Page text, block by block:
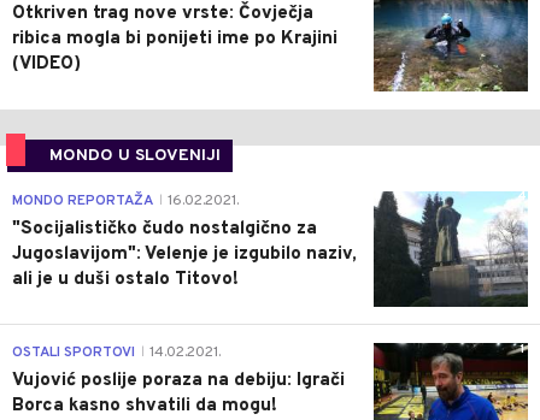
Otkriven trag nove vrste: Čovječja
ribica mogla bi ponijeti ime po Krajini
(VIDEO)
MONDO U SLOVENIJI
4
MONDO REPORTAŽA 16.02.2021.
"Socijalističko čudo nostalgično za
Jugoslavijom": Velenje je izgubilo naziv,
ali je u duši ostalo Titovo!
1
OSTALI SPORTOVI 14.02.2021.
Vujović poslije poraza na debiju: Igrači
Borca kasno shvatili da mogu!